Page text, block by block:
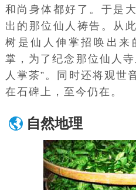
和尚身体都好了。于是
出的那位仙人祷告。从
树是仙人伸掌招唤出来
掌，为了纪念那位仙人
人掌茶”。同时还将观世
在石碑上，至今仍在。
自然地理